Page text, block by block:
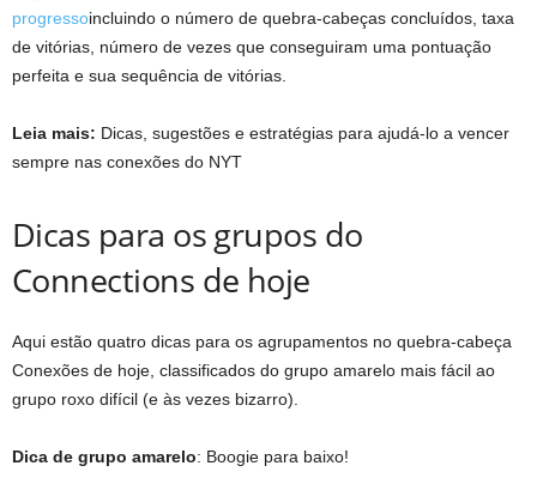
progressoincluindo o número de quebra-cabeças concluídos, taxa
de vitórias, número de vezes que conseguiram uma pontuação
perfeita e sua sequência de vitórias.
Leia mais: Dicas, sugestões e estratégias para ajudá-lo a vencer
sempre nas conexões do NYT
Dicas para os grupos do
Connections de hoje
Aqui estão quatro dicas para os agrupamentos no quebra-cabeça
Conexões de hoje, classificados do grupo amarelo mais fácil ao
grupo roxo difícil (e às vezes bizarro).
Dica de grupo amarelo: Boogie para baixo!